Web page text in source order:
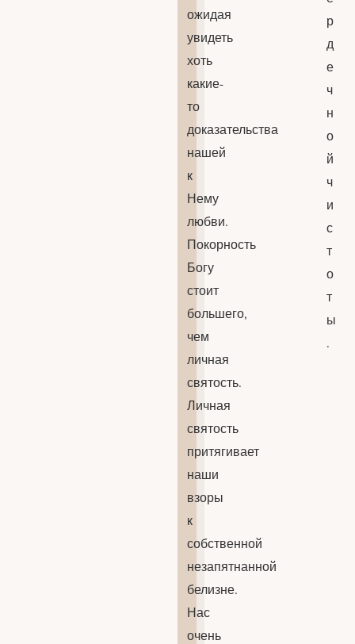
ожидая
увидеть
хоть
какие-
то
доказательства
нашей
к
Нему
любви.
Покорность
Богу
стоит
большего,
чем
личная
святость.
Личная
святость
притягивает
наши
взоры
к
собственной
незапятнанной
белизне.
Нас
очень
р
д
е
ч
н
о
й
ч
и
с
т
о
т
ы
.